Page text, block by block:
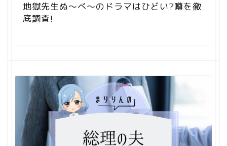
地獄先生ぬ～べ～のドラマはひどい?噂を徹
底調査!